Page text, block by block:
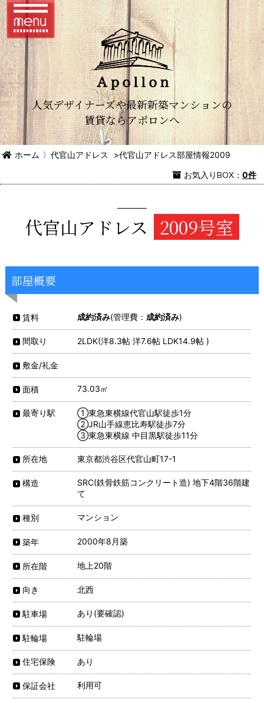
人気デザイナーズや最新新築マンションの
賃貸ならアポロンへ
ホーム 〉代官山アドレス >代官山アドレス部屋情報2009
お気入りBOX： 0件
代官山アドレス 2009号室
部屋概要
賃料 成約済み(管理費： 成約済み)
間取り 2LDK(洋8.3帖 洋7.6帖 LDK14.9帖 )
敷金/礼金
面積 73.03㎡
最寄り駅
①東急東横線代官山駅徒歩1分
②JR山手線恵比寿駅徒歩7分
③東急東横線 中目黒駅徒歩11分
所在地 東京都渋谷区代官山町17-1
構造
SRC(鉄骨鉄筋コンクリート造) 地下4階36階建
て
種別 マンション
築年 2000年8月築
所在階 地上20階
向き 北西
駐車場 あり(要確認)
駐輪場 駐輪場
住宅保険 あり
保証会社 利用可